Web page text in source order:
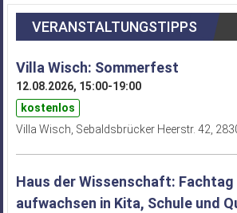
VERANSTALTUNGSTIPPS
Villa Wisch: Sommerfest
12.08.2026, 15:00-19:00
kostenlos
Villa Wisch, Sebaldsbrücker Heerstr. 42,
Haus der Wissenschaft: Fachtag
aufwachsen in Kita, Schule und